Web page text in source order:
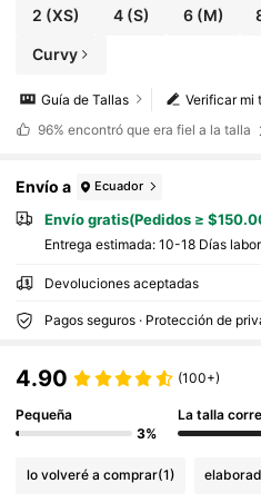
2 (XS) 4(S) 6(M)
Curvy
Verificar mi
Guía de Tallas
96% encontró que era fiel a la talla
Envío a Ecuador
Envío gratis(Pedidos ≥
Entrega estimada: 10-18 Días
Devoluciones aceptadas
Pagos seguros · Protección de
4.90 (100+)
Pequeña
3%
La talla
lo volveré a comprar(1)